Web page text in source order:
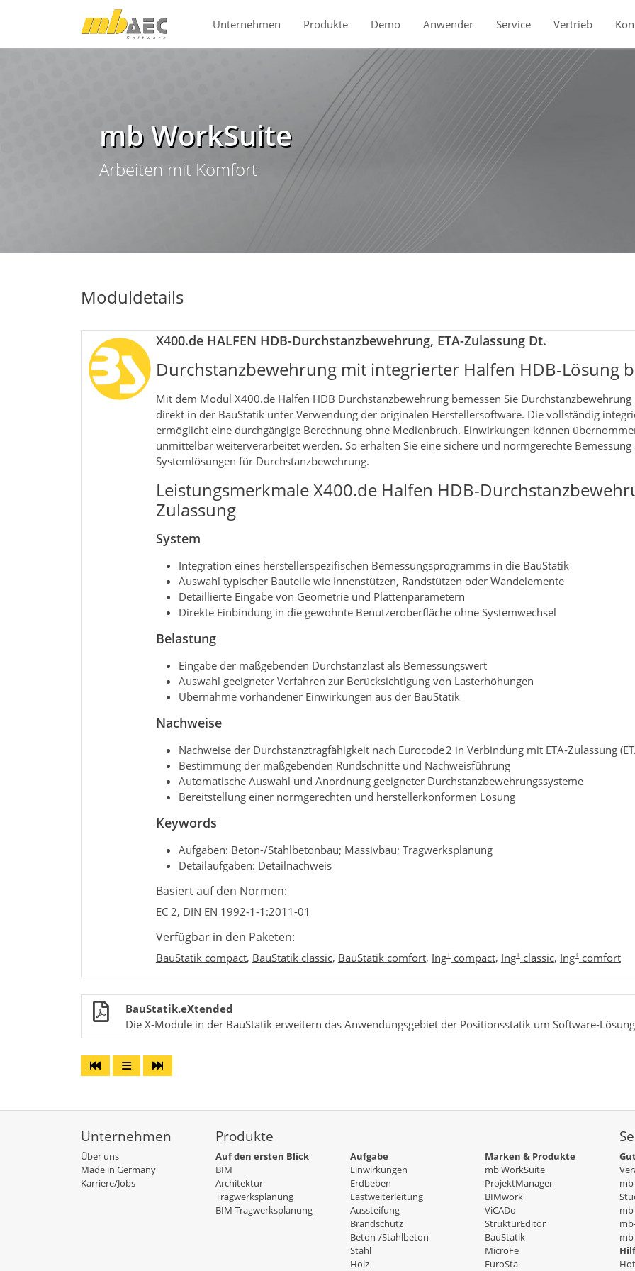
Direkt zur Hauptnavigation springen
Direkt zum Inhalt springen
Unternehmen
Produkte Demo Anwender Service Vertrieb
mb WorkSuite
Arbeiten mit Komfort
Moduldetails
X400.de HALFEN HDB-Durchstanzbewehrung, ETA-Zulassung Dt.
Durchstanzbewehrung mit integrierter Halfen HDB-Lösung
Mit dem Modul X400.de Halfen HDB Durchstanzbewehrung bemessen Sie Durchstanzbewehrung
direkt in der BauStatik unter Verwendung der originalen Herstellersoftware. Die vollständig
ermöglicht eine durchgängige Berechnung ohne Medienbruch. Einwirkungen können
unmittelbar weiterverarbeitet werden. So erhalten Sie eine sichere und normgerechte Bemessung
Systemlösungen für Durchstanzbewehrung.
Leistungsmerkmale X400.de Halfen HDB-
Zulassung
System
Integration eines herstellerspezifischen Bemessungsprogramms in die BauStatik
Auswahl typischer Bauteile wie Innenstützen, Randstützen oder Wandelemente
Detaillierte Eingabe von Geometrie und Plattenparametern
Direkte Einbindung in die gewohnte Benutzeroberfläche ohne Systemwechsel
Belastung
Eingabe der maßgebenden Durchstanzlast als Bemessungswert
Auswahl geeigneter Verfahren zur Berücksichtigung von Lasterhöhungen
Übernahme vorhandener Einwirkungen aus der BauStatik
Nachweise
Nachweise der Durchstanztragfähigkeit nach Eurocode 2 in Verbindung mit ETA‑Zulassung
Bestimmung der maßgebenden Rundschnitte und Nachweisführung
Automatische Auswahl und Anordnung geeigneter Durchstanzbewehrungssysteme
Bereitstellung einer normgerechten und herstellerkonformen Lösung
Keywords
Aufgaben: Beton-/Stahlbetonbau; Massivbau; Tragwerksplanung
Detailaufgaben: Detailnachweis
Basiert auf den Normen:
EC 2, DIN EN 1992-1-1:2011-01
Verfügbar in den Paketen:
BauStatik compact, BauStatik classic, BauStatik comfort, Ing+compact, Ing+classic, Ing+comfort
BauStatik.eXtended
Die X-Module in der BauStatik erweitern das Anwendungsgebiet der Positionsstatik um Software-
Unternehmen
Über uns
Made in Germany
Karriere/Jobs
Produkte
Auf den ersten Blick
BIM
Architektur
Tragwerksplanung
BIM Tragwerksplanung
Aufgabe
Einwirkungen
Erdbeben
Lastweiterleitung
Aussteifung
Brandschutz
Beton-/Stahlbeton
Stahl
Holz
Marken & Produkte
mb WorkSuite
ProjektManager
BIMwork
ViCADo
StrukturEditor
BauStatik
MicroFe
EuroSta